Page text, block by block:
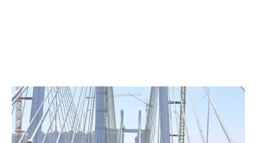
الرئيس عبد الفتاح السيسي يفتتح محور روض الفرج
وكوبري تحيا مصر